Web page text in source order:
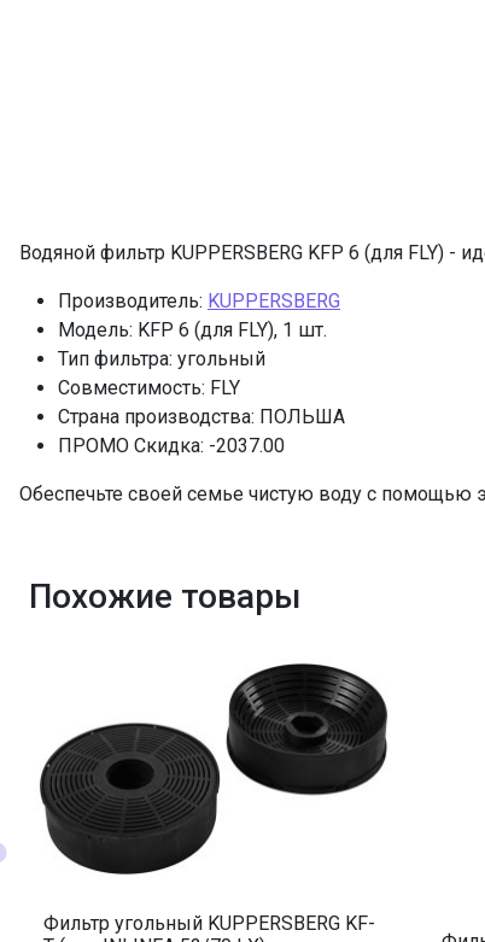
Водяной фильтр KUPPERSBERG KFP 6 (для FLY)
Производитель: KUPPERSBERG
Модель: KFP 6 (для FLY), 1 шт.
Тип фильтра: угольный
Совместимость: FLY
Страна производства: ПОЛЬША
ПРОМО Скидка: -2037.00
Обеспечьте своей семье чистую воду с помощью
Похожие товары
Фильтр угольный KUPPERSBERG KF-